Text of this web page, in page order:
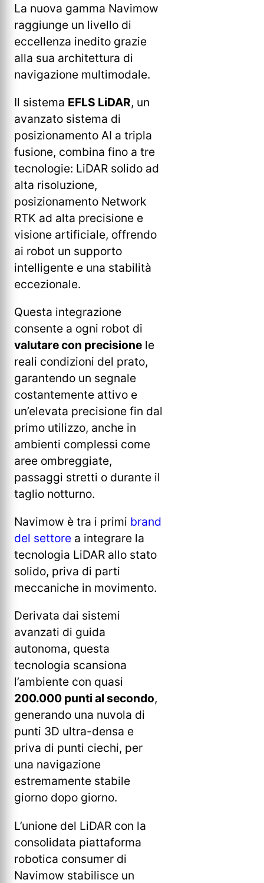
La nuova gamma Navimow
raggiunge un livello di
eccellenza inedito grazie
alla sua architettura di
navigazione multimodale.
Il sistema EFLS LiDAR, un
avanzato sistema di
posizionamento AI a tripla
fusione, combina fino a tre
tecnologie: LiDAR solido ad
alta risoluzione,
posizionamento Network
RTK ad alta precisione e
visione artificiale, offrendo
ai robot un supporto
intelligente e una stabilità
eccezionale.
Questa integrazione
consente a ogni robot di
valutare con precisione le
reali condizioni del prato,
garantendo un segnale
costantemente attivo e
un’elevata precisione fin dal
primo utilizzo, anche in
ambienti complessi come
aree ombreggiate,
passaggi stretti o durante il
taglio notturno.
Navimow è tra i primi brand
del settore a integrare la
tecnologia LiDAR allo stato
solido, priva di parti
meccaniche in movimento.
Derivata dai sistemi
avanzati di guida
autonoma, questa
tecnologia scansiona
l’ambiente con quasi
200.000 punti al secondo,
generando una nuvola di
punti 3D ultra-densa e
priva di punti ciechi, per
una navigazione
estremamente stabile
giorno dopo giorno.
L’unione del LiDAR con la
consolidata piattaforma
robotica consumer di
Navimow stabilisce un